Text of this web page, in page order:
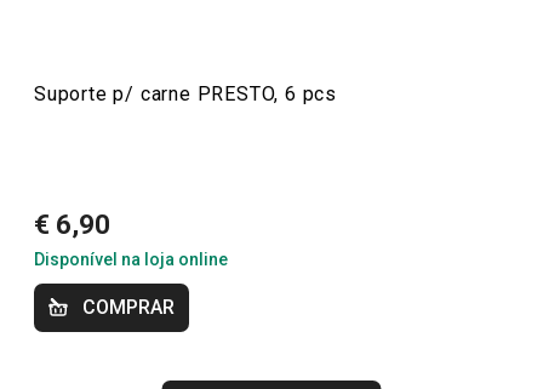
Suporte p/ carne PRESTO, 6 pcs
€ 6,90
Disponível na loja online
COMPRAR